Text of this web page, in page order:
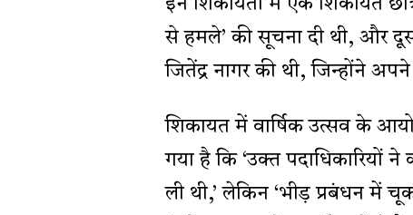
इन शिकायतों में एक शिकायत
से हमले’ की सूचना दी थी, और
जितेंद्र नागर की थी, जिन्होंने
शिकायत में वार्षिक उत्सव के
गया है कि ‘उक्त पदाधिकारियों
ली थी,’ लेकिन ‘भीड़ प्रबंधन में